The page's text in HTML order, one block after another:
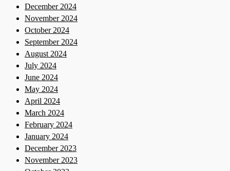
December 2024
November 2024
October 2024
September 2024
August 2024
July 2024
June 2024
May 2024
April 2024
March 2024
February 2024
January 2024
December 2023
November 2023